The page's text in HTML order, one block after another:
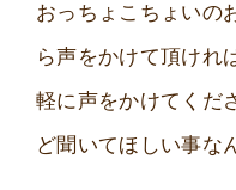
おっちょこちょいの
ら声をかけて頂けれ
軽に声をかけてくだ
ど聞いてほしい事な